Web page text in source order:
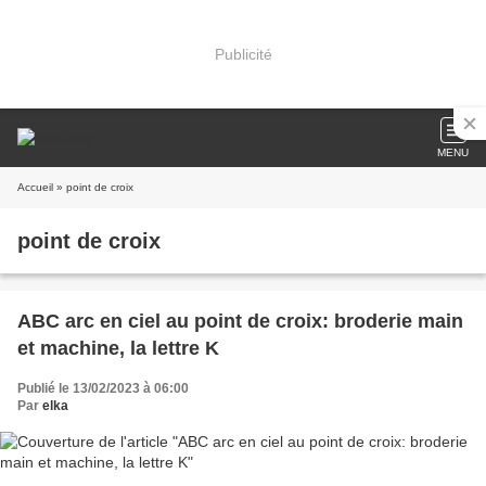
Publicité
MENU
Accueil » point de croix
point de croix
ABC arc en ciel au point de croix: broderie main
et machine, la lettre K
Publié le 13/02/2023 à 06:00
Par elka